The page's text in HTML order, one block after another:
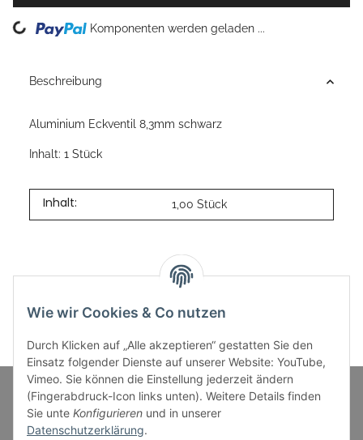
Loading... Komponenten werden geladen ...
Beschreibung
Aluminium Eckventil 8,3mm schwarz
Inhalt: 1 Stück
Inhalt: 1,00 Stück
Informationen
Wie wir Cookies & Co nutzen
Durch Klicken auf „Alle akzeptieren“ gestatten Sie den
Einsatz folgender Dienste auf unserer Website: YouTube,
Vimeo. Sie können die Einstellung jederzeit ändern
(Fingerabdruck-Icon links unten). Weitere Details finden
Sie unte Konfigurieren und in unserer
Datenschutzerklärung.